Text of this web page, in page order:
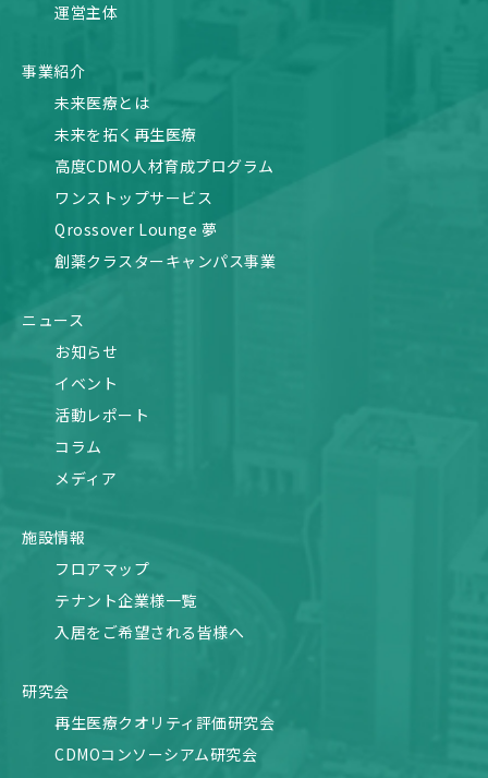
運営主体
事業紹介
未来医療とは
未来を拓く再生医療
高度CDMO人材育成プログラム
ワンストップサービス
Qrossover Lounge 夢
創薬クラスターキャンパス事業
ニュース
お知らせ
イベント
活動レポート
コラム
メディア
施設情報
フロアマップ
テナント企業様一覧
入居をご希望される皆様へ
研究会
再生医療クオリティ評価研究会
CDMOコンソーシアム研究会